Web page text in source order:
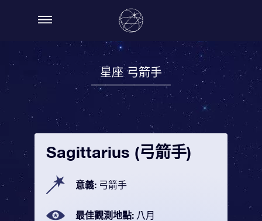
星座 弓箭手
Sagittarius (弓箭手)
意義: 弓箭手
最佳觀測地點: 八月